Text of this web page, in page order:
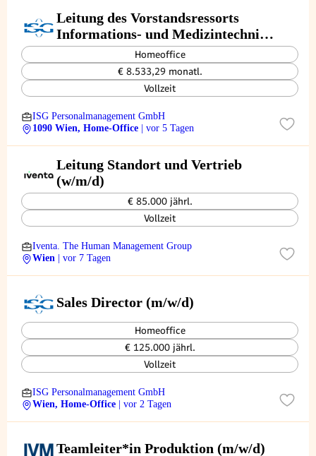
Leitung des Vorstandsressorts
Informations- und Medizintechnik-
ManagementHomeoffice
€ 8.533,29 monatl.
Vollzeit
ISG Personalmanagement GmbH
1090 Wien, Home-Office
| vor 5 Tagen
Leitung Standort und Vertrieb
(w/m/d)
€ 85.000 jährl.
Vollzeit
Iventa. The Human Management Group
Wien
| vor 7 Tagen
Sales Director (m/w/d)
Homeoffice
€ 125.000 jährl.
Vollzeit
ISG Personalmanagement GmbH
Wien, Home-Office
| vor 2 Tagen
Teamleiter*in Produktion (m/w/d)